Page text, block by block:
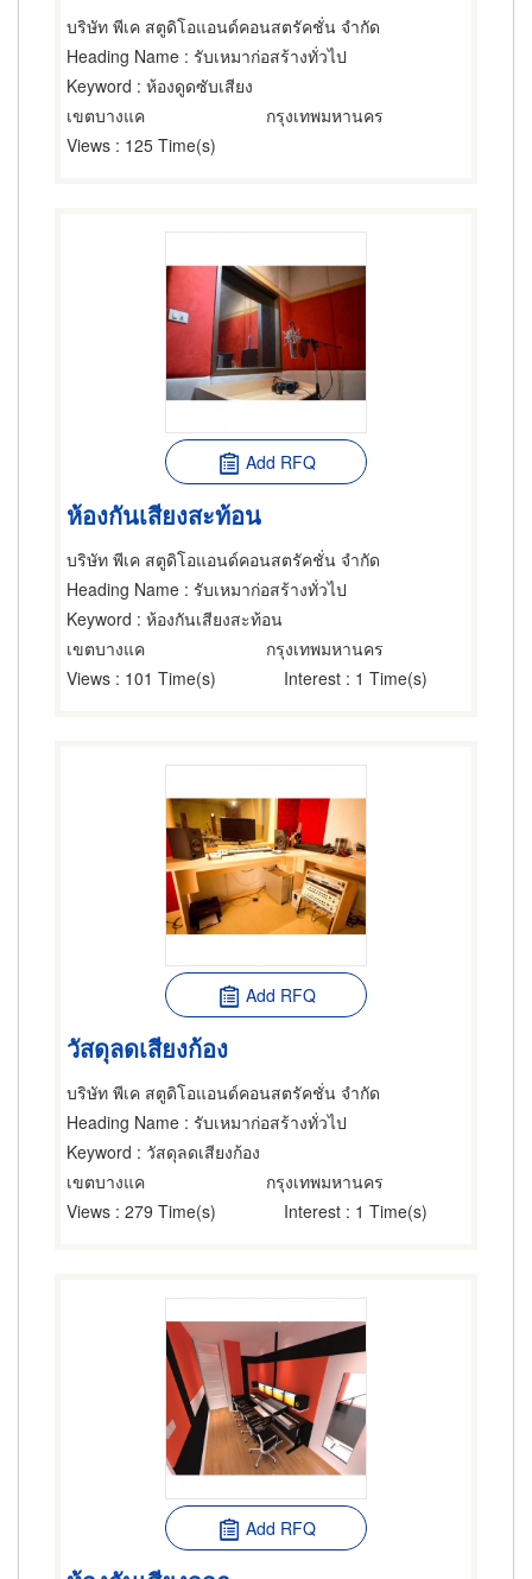
บริษัท พีเค สตูดิโอแอนด์คอนสตรัคชั่น จำกัด
Heading Name : รับเหมาก่อสร้างทั่วไป
Keyword : ห้องดูดซับเสียง
เขตบางแค
กรุงเทพมหานคร
Views : 125 Time(s)
Add RFQ
ห้องกันเสียงสะท้อน
บริษัท พีเค สตูดิโอแอนด์คอนสตรัคชั่น จำกัด
Heading Name : รับเหมาก่อสร้างทั่วไป
Keyword : ห้องกันเสียงสะท้อน
เขตบางแค
กรุงเทพมหานคร
Views : 101 Time(s) Interest : 1 Time(s)
Add RFQ
วัสดุลดเสียงก้อง
บริษัท พีเค สตูดิโอแอนด์คอนสตรัคชั่น จำกัด
Heading Name : รับเหมาก่อสร้างทั่วไป
Keyword : วัสดุลดเสียงก้อง
เขตบางแค
กรุงเทพมหานคร
Views : 279 Time(s) Interest : 1 Time(s)
Add RFQ